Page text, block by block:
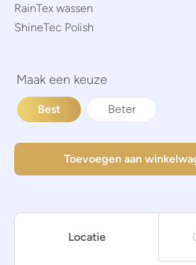
RainTex wassen
ShineTec Polish
Best Beter
Toevoegen aan
Locatie